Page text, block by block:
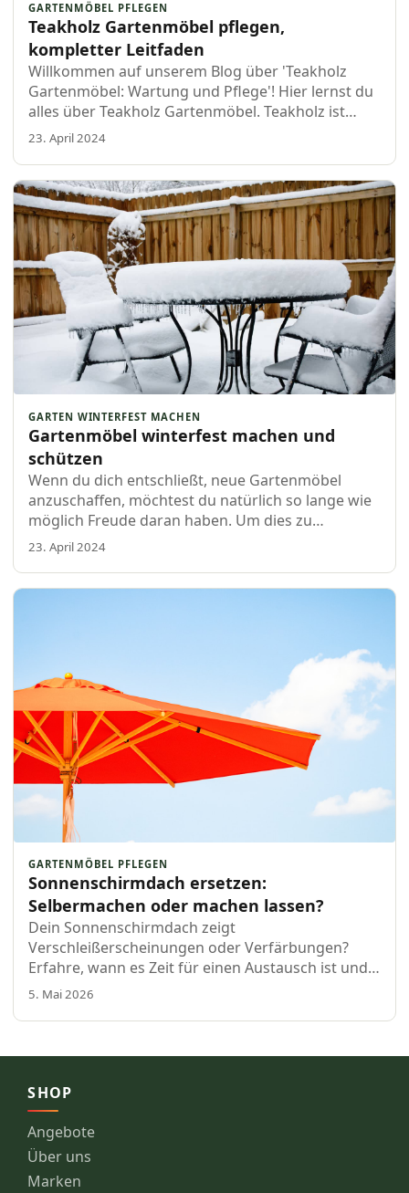
GARTENMÖBEL PFLEGEN
Teakholz Gartenmöbel pflegen,
kompletter Leitfaden
Willkommen auf unserem Blog über 'Teakholz
Gartenmöbel: Wartung und Pflege'! Hier lernst du
alles über Teakholz Gartenmöbel. Teakholz ist
beliebt für Gartenmöbel, weil es stark ist und gut
aussieht. Hast du gerade Teak...
23. April 2024
GARTEN WINTERFEST MACHEN
Gartenmöbel winterfest machen und
schützen
Wenn du dich entschließt, neue Gartenmöbel
anzuschaffen, möchtest du natürlich so lange wie
möglich Freude daran haben. Um dies zu
gewährleisten, ist es wichtig, deine Gartenmöbel
richtig zu pflegen…
23. April 2024
GARTENMÖBEL PFLEGEN
Sonnenschirmdach ersetzen:
Selbermachen oder machen lassen?
Dein Sonnenschirmdach zeigt
Verschleißerscheinungen oder Verfärbungen?
Erfahre, wann es Zeit für einen Austausch ist und
ob du dies selbst tun kannst.
5. Mai 2026
SHOP
Angebote
Über uns
Marken